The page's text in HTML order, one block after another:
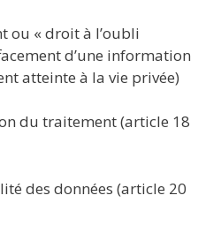
ou « droit à l’oubli
d’une information
atteinte à la vie privée)
du traitement (article 18
des données (article 20